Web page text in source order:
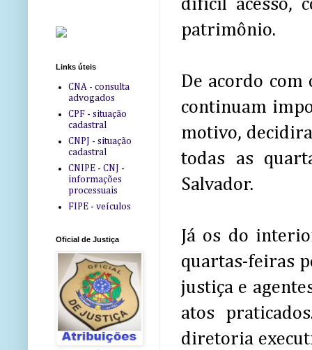
difícil acesso,
patrimônio.
De acordo com
continuam
motivo,
todas as
Salvador.
Já os do
quartas-feiras
justiça e
atos
diretoria
Links úteis
CNA - consulta
advogados
CPF - situação
cadastral
CNPJ - situação
cadastral
CNIPE - CNJ -
informações
processuais
FIPE - veículos
Oficial de Justiça